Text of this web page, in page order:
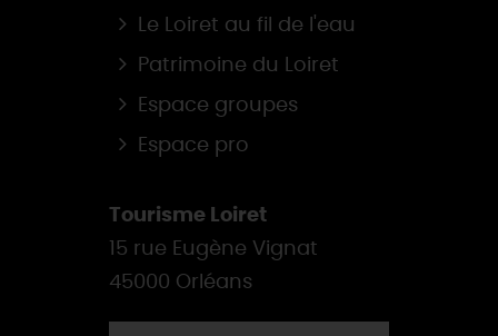
Le Loiret au fil de l'eau
Patrimoine du Loiret
Espace groupes
Espace pro
Tourisme Loiret
15 rue Eugène Vignat
45000 Orléans